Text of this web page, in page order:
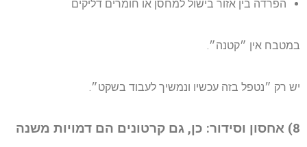
הפרדה בין אזור בישול למחסן או חומרים דליקים
במטבח אין ״קטנה״.
יש רק ״נטפל בזה עכשיו ונמשיך לעבוד בשקט״.
8) אחסון וסידור: כן, גם קרטונים הם דמויות משנה